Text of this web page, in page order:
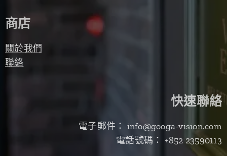
商店
關於我們
聯絡
快速聯絡
電子郵件： info@googa-vision.com
電話號碼： +852 23590113